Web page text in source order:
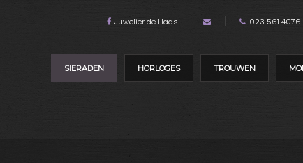
Juwelier de Haas 023 561 4076
SIERADEN HORLOGES TROUWEN